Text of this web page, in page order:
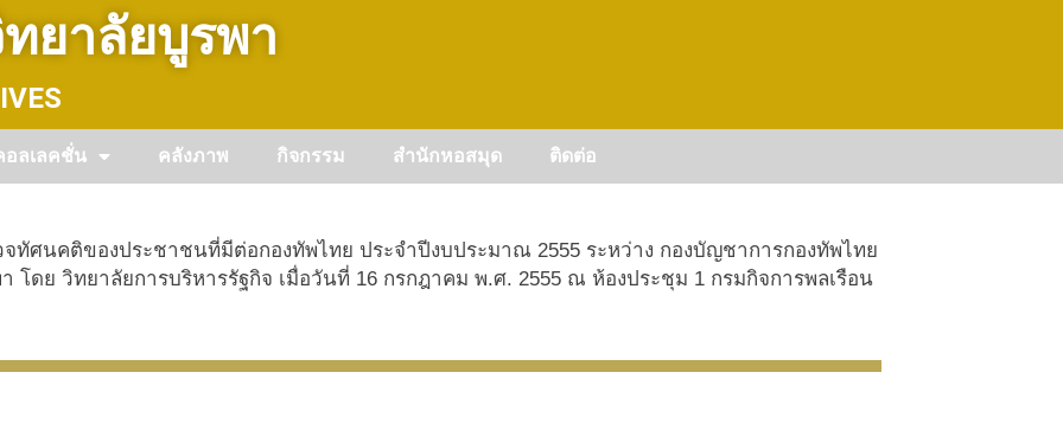
ยาลัยบูรพา
อลเลคชั่น คลังภาพ กิจกรรม สำนักหอสมุด ติดต่อ
ทัศนคติของประชาชนที่มีต่อกองทัพไทย ประจำปีงบประมาณ 2555 ระหว่าง กองบัญชาการกองทัพไทย
โดย วิทยาลัยการบริหารรัฐกิจ เมื่อวันที่ 16 กรกฎาคม พ.ศ. 2555 ณ ห้องประชุม 1 กรมกิจการพลเรือน